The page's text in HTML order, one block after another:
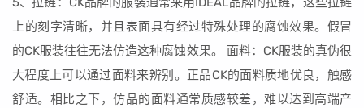
上的刻字清晰，并且表面具有经过特殊处理的腐蚀效果。假冒
的CK服装往往无法仿造这种腐蚀效果。 面料：CK服装的真伪很
大程度上可以通过面料来辨别。正品CK的面料质地优良，触感
舒适。相比之下，仿品的面料通常质感较差，难以达到高端产